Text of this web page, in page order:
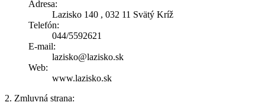
Adresa:
Lazisko 140 , 032 11 Svätý Kríž
Telefón:
044/5592621
E-mail:
lazisko@lazisko.sk
Web:
www.lazisko.sk
2. Zmluvná strana: